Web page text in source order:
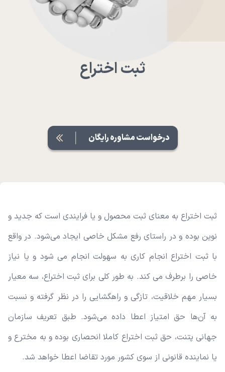
ثبت اختراع
درخواست مشاوره رایگان
ثبت اختراع به معنای ثبت محصول و یا فرایندی است که جدید و
نوین بوده و در راستای رفع مشکل خاصی ایجاد می‌شود. در واقع
با ثبت اختراع انجام کاری به سهولت انجام می شود و یا نیاز
خاصی را برطرف می کند. به طور کلی برای ثبت اختراع، سه معیار
بسیار مهم خلاقیت، تازگی و راهگشایی را در نظر گرفته و نسبت
به آن‌ها حق امتیاز اعطا داده می‌شود. طبق تعریف سازمان
جهانی پتنت، حق ثبت اختراع کاملا انحصاری بوده و به مخترع و
یا نماینده قانونی از سوی کشور مورد تقاضا اعطا خواهد شد.